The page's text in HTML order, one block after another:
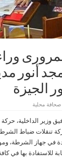
أنور
الجيزة
صحافة محلية
في جهاز الشرطة،
للاستفادة بها في